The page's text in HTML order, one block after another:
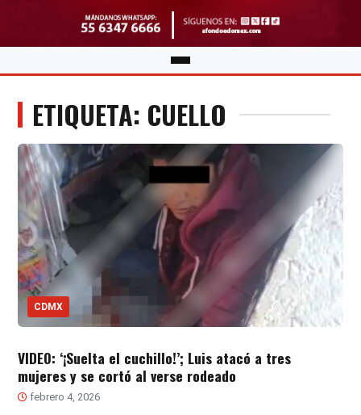
ETIQUETA: CUELLO
CDMX
VIDEO: ‘¡Suelta el cuchillo!’; Luis atacó a tres
mujeres y se cortó al verse rodeado
febrero 4, 2026